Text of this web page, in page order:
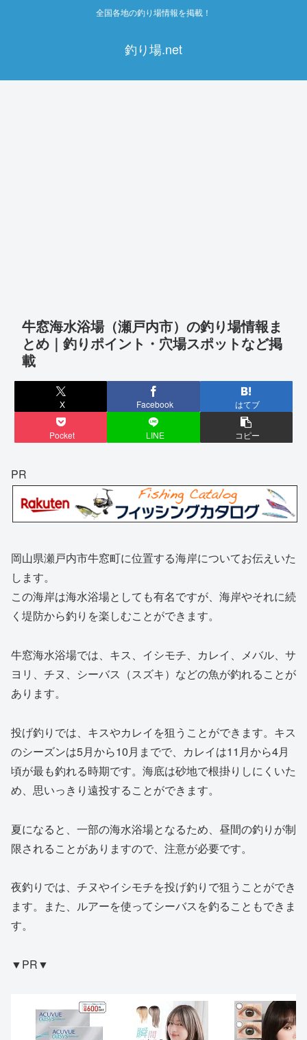
全国各地の釣り場情報を掲載！
釣り場.net
牛窓海水浴場（瀬戸内市）の釣り場情報ま
とめ｜釣りポイント・穴場スポットなど掲
載
X Facebook はてブ
Pocket LINE コピー
PR
岡山県瀬戸内市牛窓町に位置する海岸についてお伝えいた
します。
この海岸は海水浴場としても有名ですが、海岸やそれに続
く堤防から釣りを楽しむことができます。
牛窓海水浴場では、キス、イシモチ、カレイ、メバル、サ
ヨリ、チヌ、シーバス（スズキ）などの魚が釣れることが
あります。
投げ釣りでは、キスやカレイを狙うことができます。キス
のシーズンは5月から10月までで、カレイは11月から4月
頃が最も釣れる時期です。海底は砂地で根掛りしにくいた
め、思いっきり遠投することができます。
夏になると、一部の海水浴場となるため、昼間の釣りが制
限されることがありますので、注意が必要です。
夜釣りでは、チヌやイシモチを投げ釣りで狙うことができ
ます。また、ルアーを使ってシーバスを釣ることもできま
す。
▼PR▼